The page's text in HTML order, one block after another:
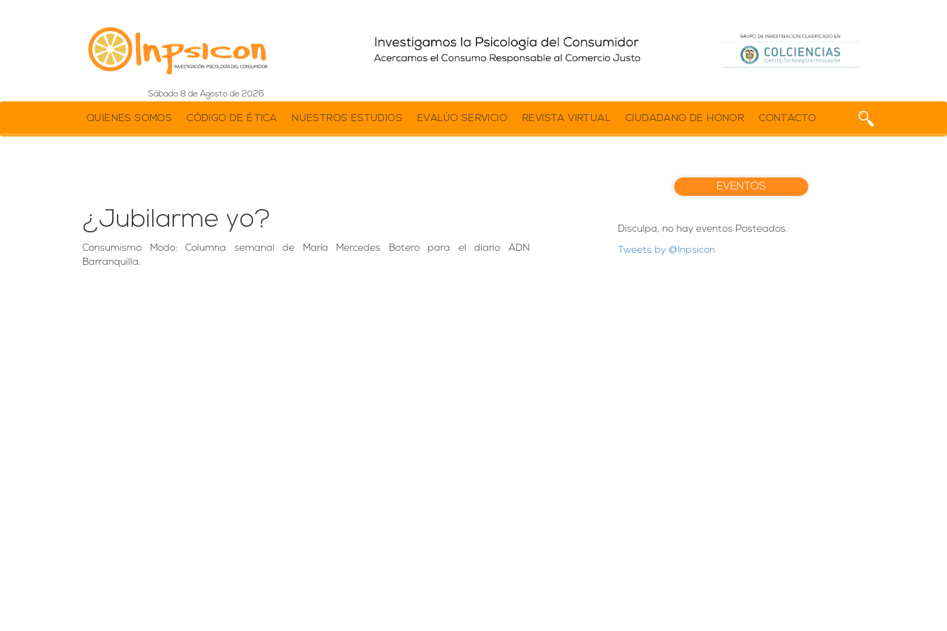
Sábado 8 de Agosto de 2026
QUIENES SOMOS CÓDIGO DE ÉTICA NUESTROS ESTUDIOS EVALÚO SERVICIO REVISTA VIRTUAL CIUDADANO DE HONOR CONTACTO
¿Jubilarme yo?
Consumismo Modo: Columna semanal de María Mercedes Botero para el diario ADN
Barranquilla.
EVENTOS
Disculpa, no hay eventos Posteados.
Tweets by @Inpsicon